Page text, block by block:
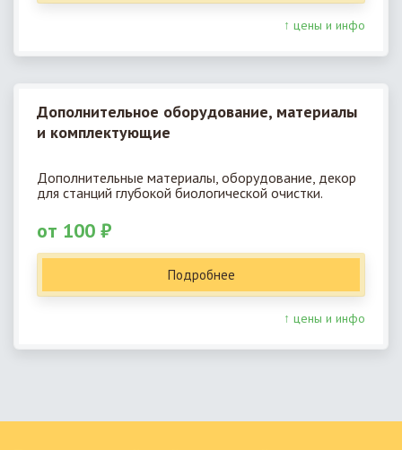
↑ цены и инфо
Дополнительное оборудование, материалы
и комплектующие
Дополнительные материалы, оборудование, декор
для станций глубокой биологической очистки.
от 100 ₽
Подробнее
↑ цены и инфо